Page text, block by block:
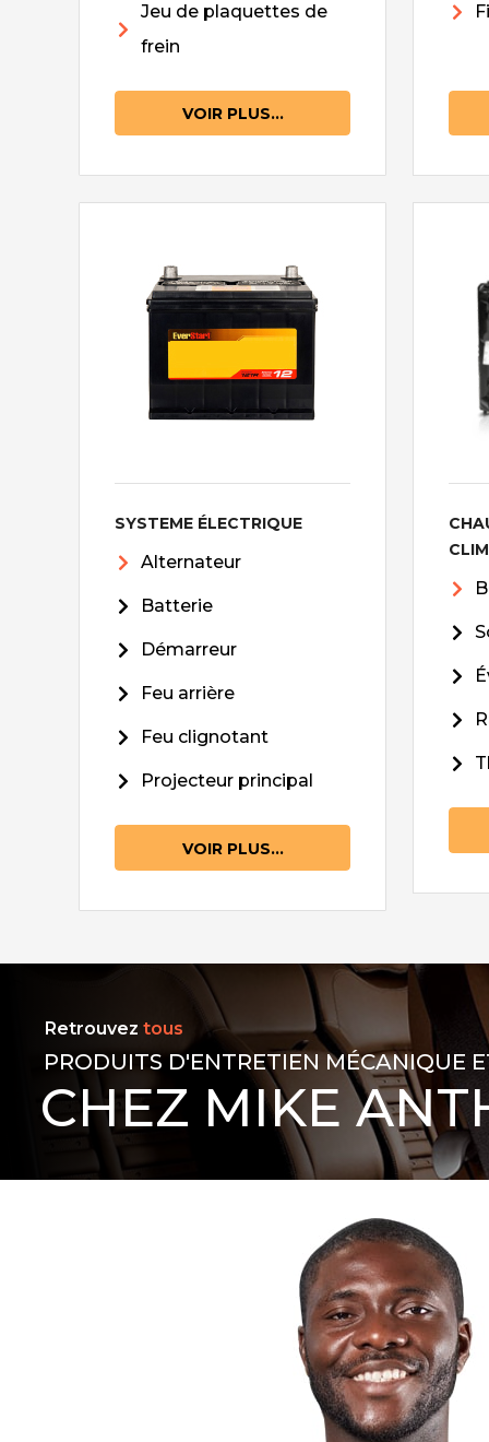
Jeu de plaquettes de
frein
VOIR PLUS...
SYSTEME ÉLECTRIQUE
Alternateur
Batterie
Démarreur
Feu arrière
Feu clignotant
Projecteur principal
VOIR PLUS...
Retrouvez tous
PRODUITS D'ENTRETIEN MÉCANIQUE
CHEZ MIKE